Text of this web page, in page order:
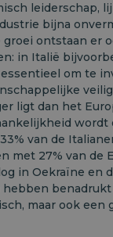
leiderschap,
bijna
ontstaan er
in Italië
om te
ligt dan het
wordt
van de
met 27% van de
in Oekraïne en
maar ook een